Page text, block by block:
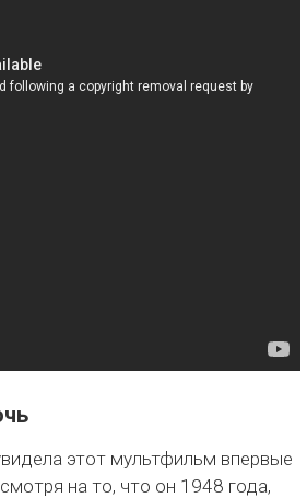
этот мультфильм впервые
на то, что он 1948 года,